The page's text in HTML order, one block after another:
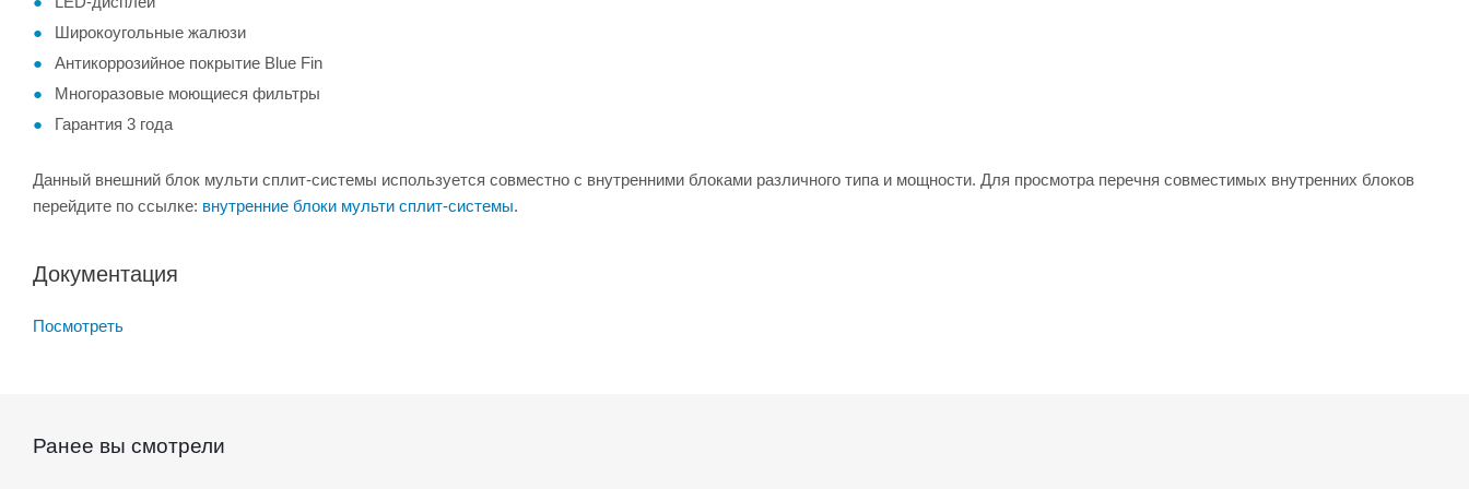
Широкоугольные жалюзи
Антикоррозийное покрытие Blue Fin
Многоразовые моющиеся фильтры
Гарантия 3 года
Данный внешний блок мульти сплит-системы используется совместно с внутренними блоками различного типа и мощности. Для просмотра перечня совместимых внутренних блоков
перейдите по ссылке: внутренние блоки мульти сплит-системы.
Документация
Посмотреть
Ранее вы смотрели